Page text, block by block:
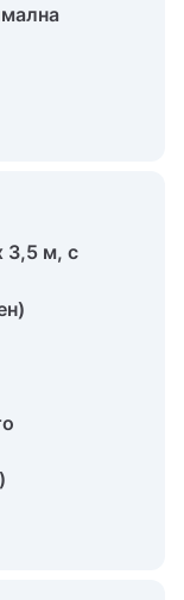
3,5 м, с